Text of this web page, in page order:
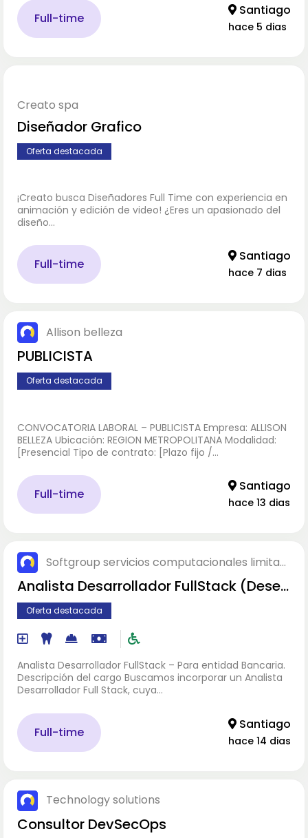
Full-time
Santiago
hace 5 dias
Creato spa
Diseñador Grafico
Oferta destacada
¡Creato busca Diseñadores Full Time con experiencia en
animación y edición de video! ¿Eres un apasionado del
diseño…
Full-time
Santiago
hace 7 dias
Allison belleza
PUBLICISTA
Oferta destacada
CONVOCATORIA LABORAL – PUBLICISTA Empresa: ALLISON
BELLEZA Ubicación: REGION METROPOLITANA Modalidad:
[Presencial Tipo de contrato: [Plazo fijo /…
Full-time
Santiago
hace 13 dias
Softgroup servicios computacionales limitad
a.
Analista Desarrollador FullStack (Desea
ble experiencia en Banca)
Oferta destacada
Analista Desarrollador FullStack – Para entidad Bancaria.
Descripción del cargo Buscamos incorporar un Analista
Desarrollador Full Stack, cuya…
Full-time
Santiago
hace 14 dias
Technology solutions
Consultor DevSecOps